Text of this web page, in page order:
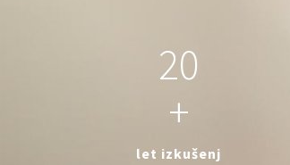
20
+
let izkušenj